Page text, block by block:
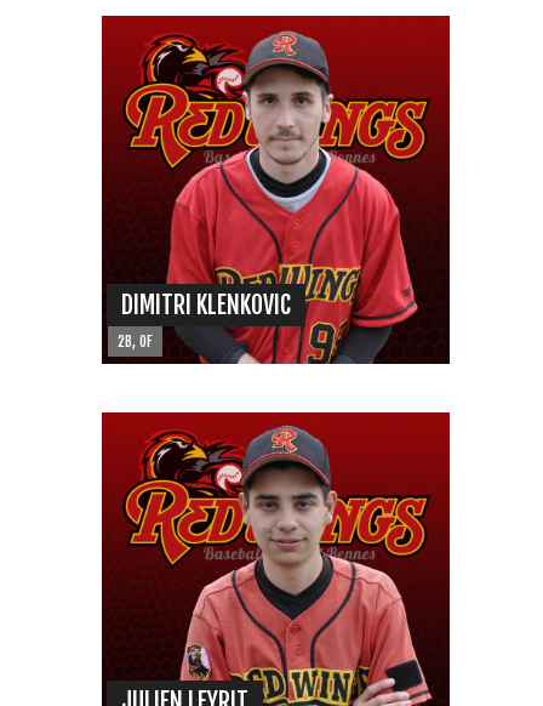
DIMITRI KLENKOVIC
2B, OF